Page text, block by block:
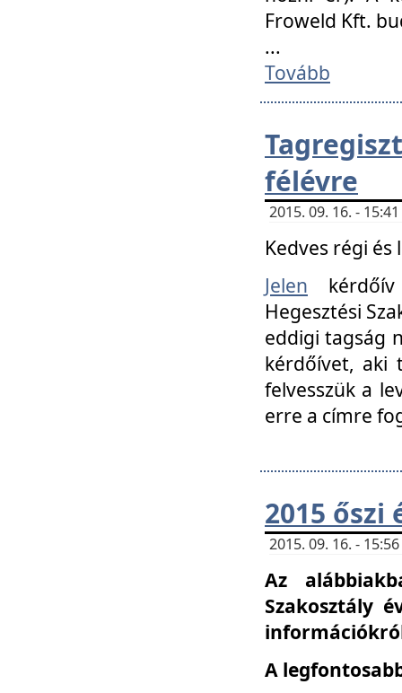
Froweld Kft.
...
Tovább
félévre
2015. 09. 16. -
Kedves régi
Jelen
Hegesztési
eddigi tagság
kérdőívet, aki
felvesszük a
erre a címre
2015 őszi
2015. 09. 16. -
Az
Szakosztály
A